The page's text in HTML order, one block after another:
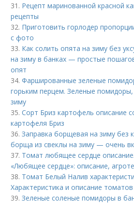
31. Рецепт маринованной красной
рецепты
32. Приготовить горлодер
с фото
33. Как солить опята на зиму без
на зиму в банках — простые
опят
34.Фаршированные зеленые
горьким перцем. Зеленые
зиму
35.Сорт Бриз картофель описание
картофеля Бриз
36.Заправка борщевая на зиму без
борща из свеклы на зиму — очень
37. Томат любящее сердце
«Любящее сердце»: описание,
38. Томат Белый Налив
Характеристика и описание
39.Зеленые соленые помидоры в